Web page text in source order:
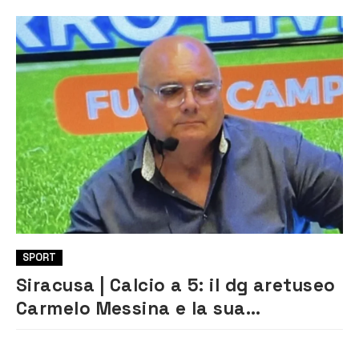
SPORT
Siracusa | Calcio a 5: il dg aretuseo
Carmelo Messina e la sua